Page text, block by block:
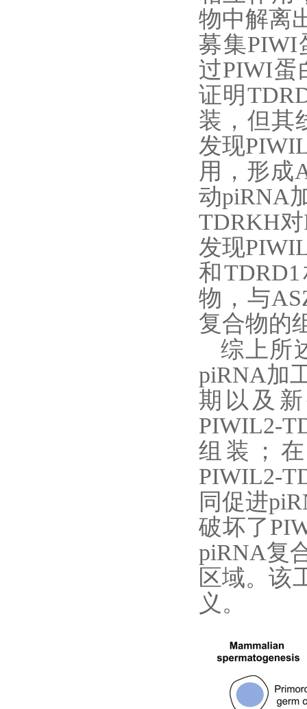
物中解离
募集PIWI
过PIWI蛋
证明T
装，但其
发现P
用，形成
动piRNA
TDRKH对
发现P
和TDRD1
物 ， 与A
复合物的
综上所
piRNA加
期以及
PIWIL2-
组装；
PIWIL2-
同促进
破坏了P
piRNA复
区域。该
义。